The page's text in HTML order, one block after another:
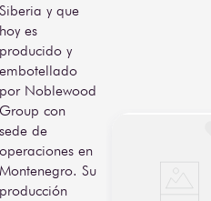
y que
es
y
Noblewood
con
de
en
Su